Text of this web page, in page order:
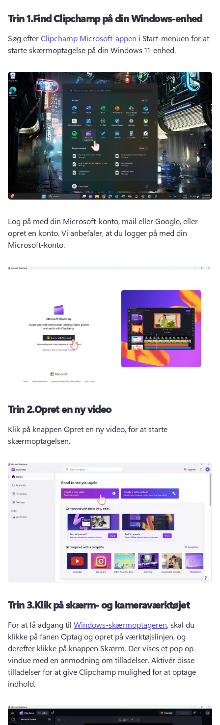
Trin 1.Find Clipchamp på din Windows-enhed
Søg efter Clipchamp Microsoft-appen i Start-menuen for at
starte skærmoptagelse på din Windows 11-enhed.
Log på med din Microsoft-konto, mail eller Google, eller
opret en konto. Vi anbefaler, at du logger på med din
Microsoft-konto.
Trin 2.Opret en ny video
Klik på knappen Opret en ny video, for at starte
skærmoptagelsen.
Trin 3.Klik på skærm- og kameraværktøjet
For at få adgang til Windows-skærmoptageren, skal du
klikke på fanen Optag og opret på værktøjslinjen, og
derefter klikke på knappen Skærm. Der vises et pop op-
vindue med en anmodning om tilladelser. Aktivér disse
tilladelser for at give Clipchamp mulighed for at optage
indhold.